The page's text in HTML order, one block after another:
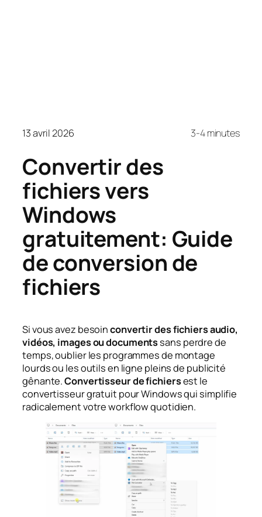
13 avril 2026 3-4 minutes
Convertir des
fichiers vers
Windows
gratuitement: Guide
de conversion de
fichiers
Si vous avez besoinconvertir des fichiers audio,
vidéos, images ou documentssans perdre de
temps, oublier les programmes de montage
lourds ou les outils en ligne pleins de publicité
gênante.Convertisseur de fichiersest le
convertisseur gratuit pour Windows qui simplifie
radicalement votre workflow quotidien.